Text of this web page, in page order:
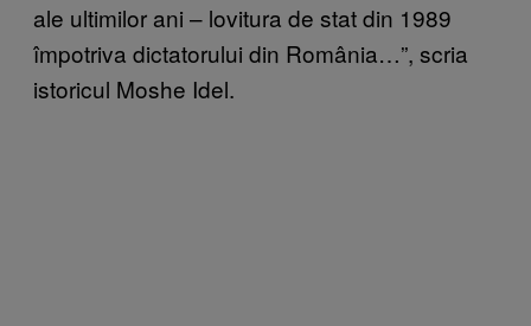
ale ultimilor ani – lovitura de stat din 1989
împotriva dictatorului din România…”, scria
istoricul Moshe Idel.